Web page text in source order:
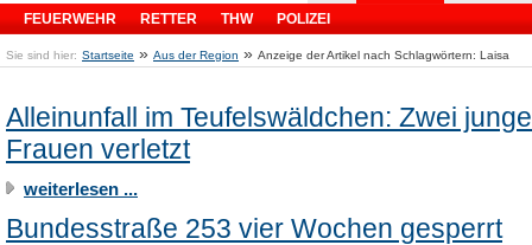
FEUERWEHR RETTER THW POLIZEI
Sie sind hier: Startseite » Aus der Region » Anzeige der Artikel nach Schlagwörtern: Laisa
Alleinunfall im Teufelswäldchen: Zwei junge
Frauen verletzt
weiterlesen ...
Bundesstraße 253 vier Wochen gesperrt